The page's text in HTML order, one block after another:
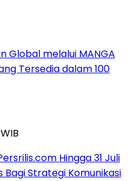
Global melalui MANGA
Tersedia dalam 100
Hingga 31 Juli
Bagi Strategi Komunikasi